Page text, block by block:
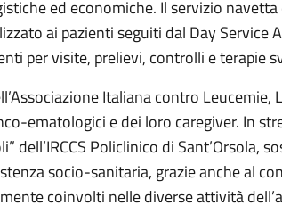
ed economiche. Il servizio
ai pazienti seguiti dal Day Service
per visite, prelievi, controlli e terapie
Italiana contro Leucemie,
ematologici e dei loro caregiver. In
dell’IRCCS Policlinico di Sant’Orsola,
socio-sanitaria, grazie anche al
coinvolti nelle diverse attività